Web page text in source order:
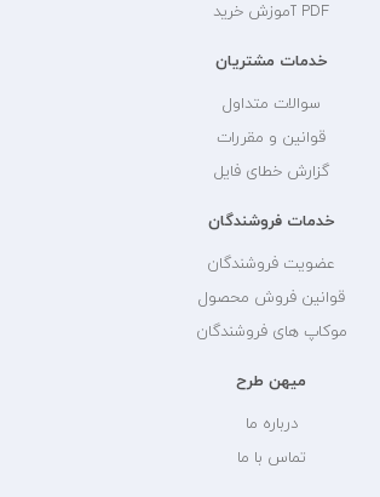
PDF آموزش خرید
خدمات مشتریان
سوالات متداول
قوانین و مقررات
گزارش خطای فایل
خدمات فروشندگان
عضویت فروشندگان
قوانین فروش محصول
موکاپ های فروشندگان
میهن طرح
درباره ما
تماس با ما